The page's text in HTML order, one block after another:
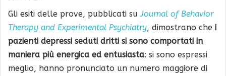
Gli esiti delle prove, pubblicati suJournal of Behavior
Therapy and Experimental Psychiatry, dimostrano che i
pazienti depressi seduti dritti si sono comportati in
maniera più energica ed entusiasta: si sono espressi
meglio, hanno pronunciato un numero maggiore di